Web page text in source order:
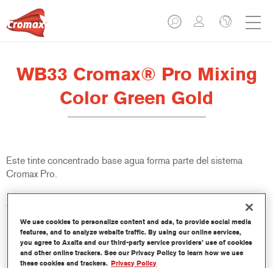
WB33 Cromax® Pro Mixing
Color Green Gold
Este tinte concentrado base agua forma parte del sistema
Cromax Pro.
Características del producto
Excelente cubrición con una excepcional igualación del color.
Aplicación rápida y rentable - mayor rendimiento y
productividad.
Forma parte de un completo sistema especializado de tintes
We use cookies to personalize content and ads, to provide social media
features, and to analyze website traffic. By using our online services,
you agree to Axalta and our third-party service providers’ use of cookies
and other online trackers. See our Privacy Policy to learn how we use
these cookies and trackers. Privacy Policy